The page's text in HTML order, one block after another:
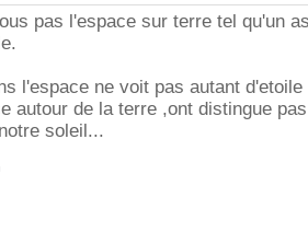
pas l'espace sur terre tel qu'un
l'espace ne voit pas autant d'etoile
autour de la terre ,ont distingue
soleil...